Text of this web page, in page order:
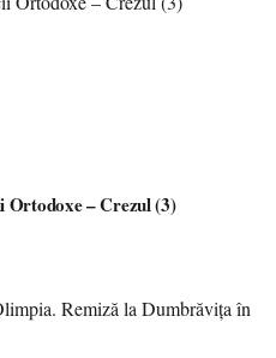
Ortodoxe – Crezul (3)